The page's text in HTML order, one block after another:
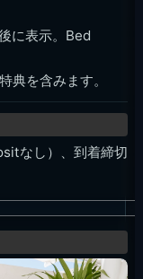
に表示。Bed
典を含みます。
なし）、到着締切